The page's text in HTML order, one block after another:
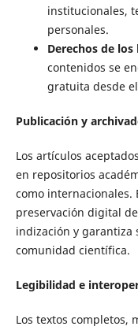
institucionales,
personales.
Derechos de los
contenidos se
gratuita desde
Publicación y
Los artículos
en repositorios
como internacionales.
preservación digital
indización y
comunidad científica.
Legibilidad e
Los textos completos,